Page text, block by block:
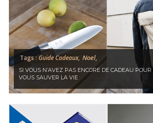
Tags :Guide Cadeaux, Noel,
SI VOUS N’AVEZ PAS ENCORE DE CADEAU
VOUS SAUVER LA VIE